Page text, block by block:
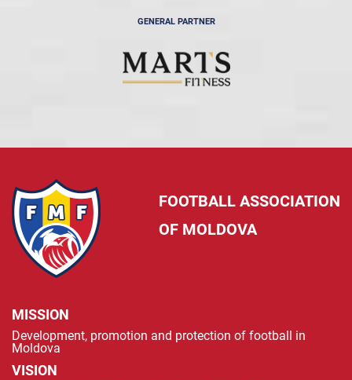
GENERAL PARTNER
FOOTBALL ASSOCIATION
OF MOLDOVA
MISSION
Development, promotion and protection of football in
Moldova
VISION